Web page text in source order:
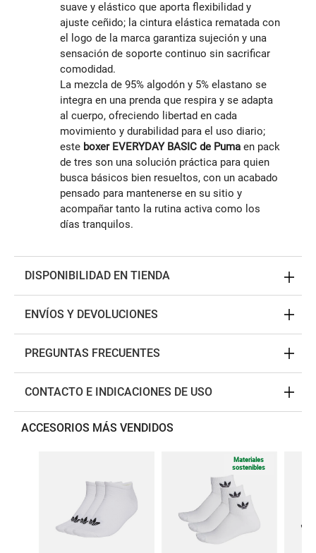
suave y elástico que aporta flexibilidad y
ajuste ceñido; la cintura elástica rematada con
el logo de la marca garantiza sujeción y una
sensación de soporte continuo sin sacrificar
comodidad.
La mezcla de 95% algodón y 5% elastano se
integra en una prenda que respira y se adapta
al cuerpo, ofreciendo libertad en cada
movimiento y durabilidad para el uso diario;
este boxer EVERYDAY BASIC de Puma en pack
de tres son una solución práctica para quien
busca básicos bien resueltos, con un acabado
pensado para mantenerse en su sitio y
acompañar tanto la rutina activa como los
días tranquilos.
DISPONIBILIDAD EN TIENDA
ENVÍOS Y DEVOLUCIONES
PREGUNTAS FRECUENTES
CONTACTO E INDICACIONES DE USO
ACCESORIOS MÁS VENDIDOS
Materiales
sostenibles